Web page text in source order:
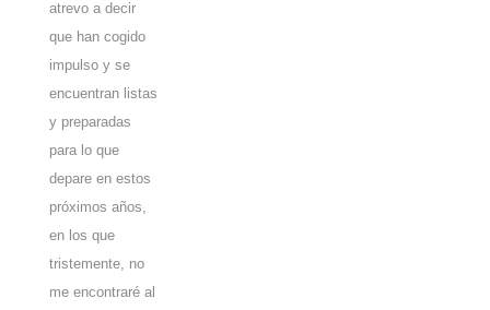
atrevo a decir
que han cogido
impulso y se
encuentran listas
y preparadas
para lo que
depare en estos
próximos años,
en los que
tristemente, no
me encontraré al